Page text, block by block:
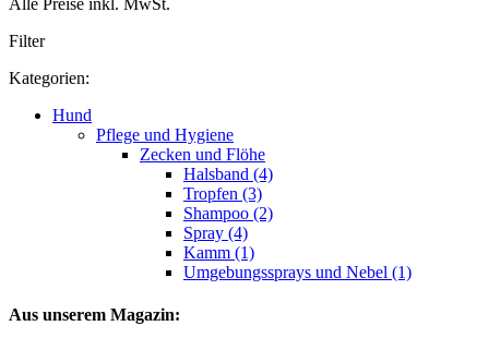
Filter
Kategorien:
Hund
Pflege und Hygiene
Zecken und Flöhe
Halsband (4)
Tropfen (3)
Shampoo (2)
Spray (4)
Kamm (1)
Umgebungssprays und Nebel (1)
Aus unserem Magazin: